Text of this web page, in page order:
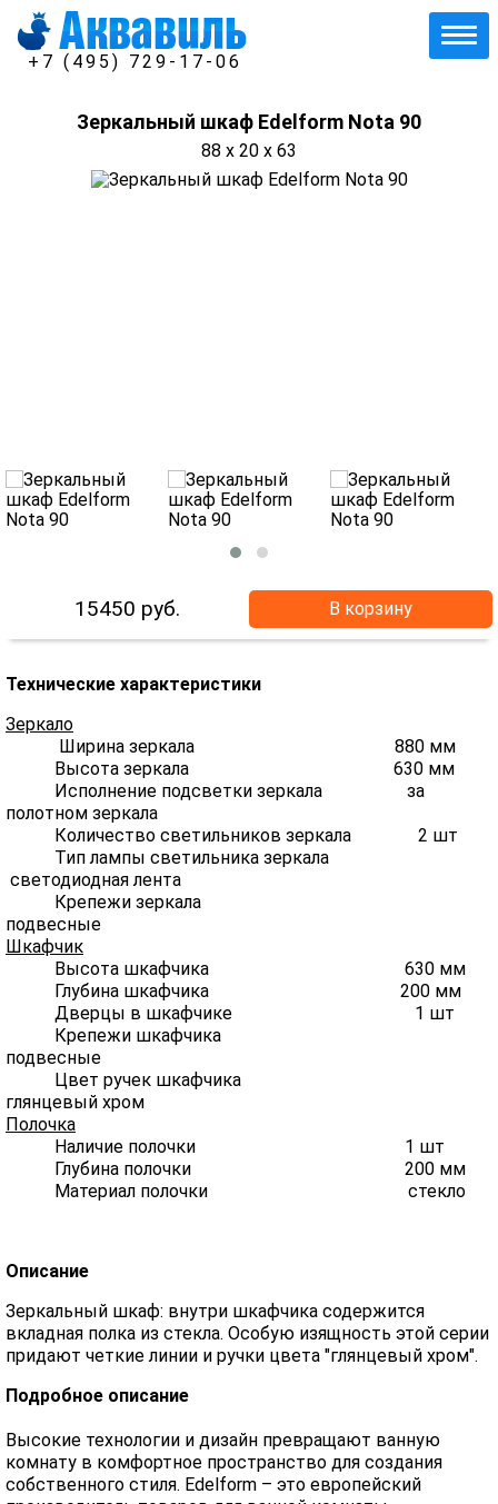
+7 (495) 729-17-06
Зеркальный шкаф Edelform Nota 90
88 x 20 x 63
15450 руб. В корзину
Технические характеристики
Зеркало
Ширина зеркала 880 мм
Высота зеркала 630 мм
Исполнение подсветки зеркала за
полотном зеркала
Количество светильников зеркала 2 шт
Тип лампы светильника зеркала
светодиодная лента
Крепежи зеркала
подвесные
Шкафчик
Высота шкафчика 630 мм
Глубина шкафчика 200 мм
Дверцы в шкафчике 1 шт
Крепежи шкафчика
подвесные
Цвет ручек шкафчика
глянцевый хром
Полочка
Наличие полочки 1 шт
Глубина полочки 200 мм
Материал полочки стекло
Описание
Зеркальный шкаф: внутри шкафчика содержится
вкладная полка из стекла. Особую изящность этой серии
придают четкие линии и ручки цвета "глянцевый хром".
Подробное описание
Высокие технологии и дизайн превращают ванную
комнату в комфортное пространство для создания
собственного стиля. Edelform – это европейский